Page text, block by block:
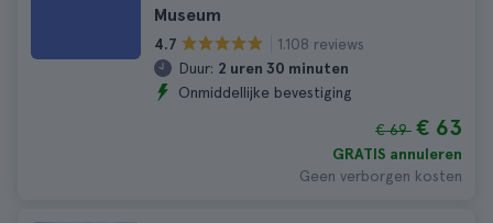
Museum
4.7
1.108 reviews
Duur: 2 uren 30 minuten
Onmiddellijke bevestiging
€ 69 € 63
GRATIS annuleren
Geen verborgen kosten